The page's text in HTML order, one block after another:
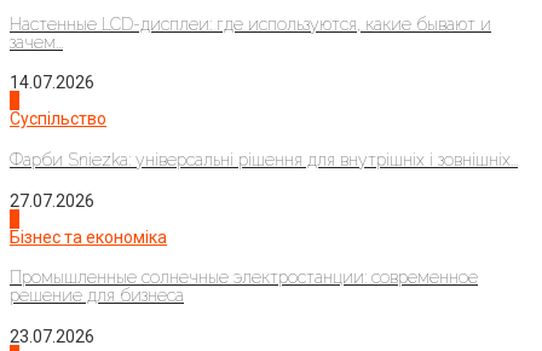
Настенные LCD-дисплеи: где используются, какие бывают и
зачем...
14.07.2026
Суспільство
Фарби Sniezka: універсальні рішення для внутрішніх і зовнішніх...
27.07.2026
Бізнес та економіка
Промышленные солнечные электростанции: современное
решение для бизнеса
23.07.2026